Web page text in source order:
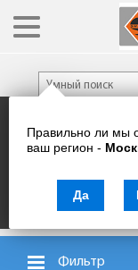
Правильно ли мы
ваш регион -
Да
Каталог
Фильтр